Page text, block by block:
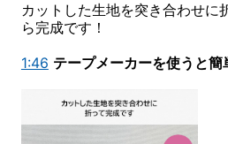
カットした生地を突き合わせに
ら完成です！
1:46 テープメーカーを使うと簡